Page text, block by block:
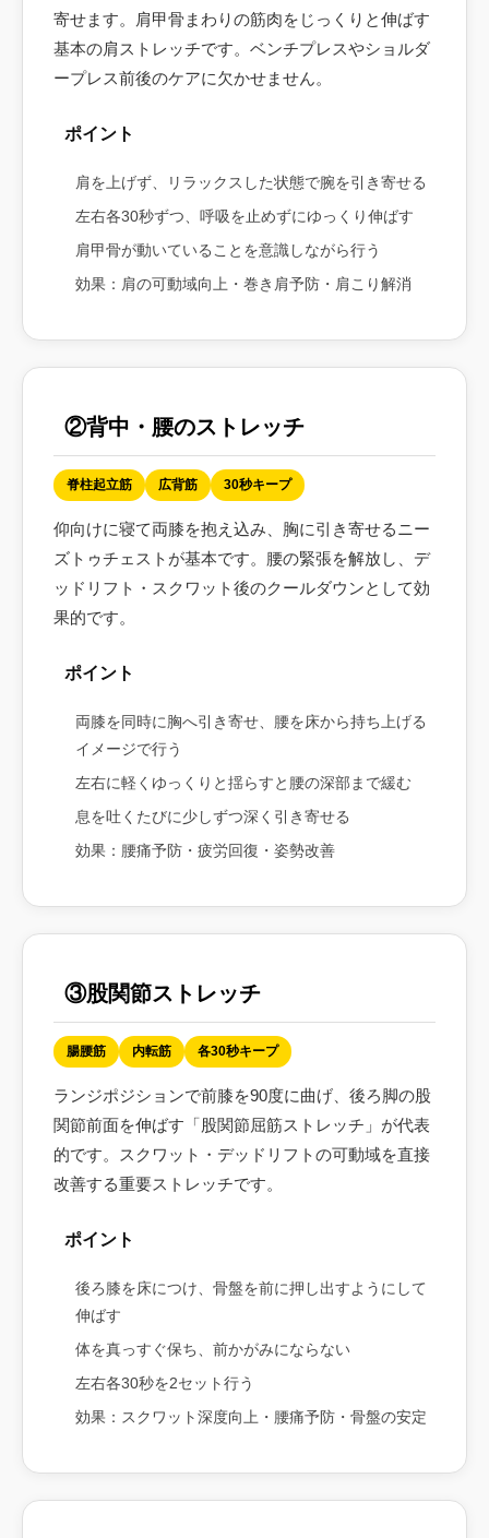
寄せます。肩甲骨まわりの筋肉をじっくりと伸ばす
基本の肩ストレッチです。ベンチプレスやショルダ
ープレス前後のケアに欠かせません。
ポイント
肩を上げず、リラックスした状態で腕を引き寄せる
左右各30秒ずつ、呼吸を止めずにゆっくり伸ばす
肩甲骨が動いていることを意識しながら行う
効果：肩の可動域向上・巻き肩予防・肩こり解消
②背中・腰のストレッチ
脊柱起立筋 広背筋 30秒キープ
仰向けに寝て両膝を抱え込み、胸に引き寄せるニー
ズトゥチェストが基本です。腰の緊張を解放し、デ
ッドリフト・スクワット後のクールダウンとして効
果的です。
ポイント
両膝を同時に胸へ引き寄せ、腰を床から持ち上げる
イメージで行う
左右に軽くゆっくりと揺らすと腰の深部まで緩む
息を吐くたびに少しずつ深く引き寄せる
効果：腰痛予防・疲労回復・姿勢改善
③股関節ストレッチ
腸腰筋 内転筋 各30秒キープ
ランジポジションで前膝を90度に曲げ、後ろ脚の股
関節前面を伸ばす「股関節屈筋ストレッチ」が代表
的です。スクワット・デッドリフトの可動域を直接
改善する重要ストレッチです。
ポイント
後ろ膝を床につけ、骨盤を前に押し出すようにして
伸ばす
体を真っすぐ保ち、前かがみにならない
左右各30秒を2セット行う
効果：スクワット深度向上・腰痛予防・骨盤の安定